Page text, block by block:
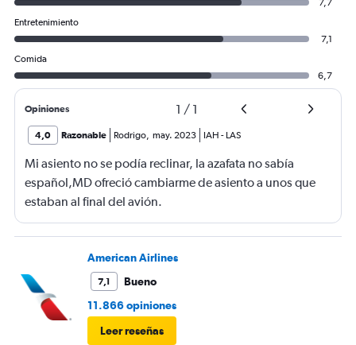
7,7
Entretenimiento
7,1
Comida
6,7
Opiniones 1 / 1
4,0 Razonable Rodrigo, may. 2023 IAH - LAS
Mi asiento no se podía reclinar, la azafata no sabía
español,MD ofreció cambiarme de asiento a unos que
estaban al final del avión.
American Airlines
7,1
Bueno
11.866 opiniones
Leer reseñas